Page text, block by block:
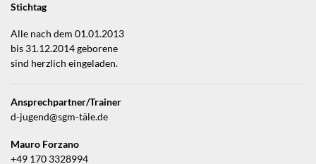
Stichtag
Alle nach dem 01.01.2013
bis 31.12.2014 geborene
sind herzlich eingeladen.
Ansprechpartner/Trainer
d-jugend@sgm-täle.de
Mauro Forzano
+49 170 3328994